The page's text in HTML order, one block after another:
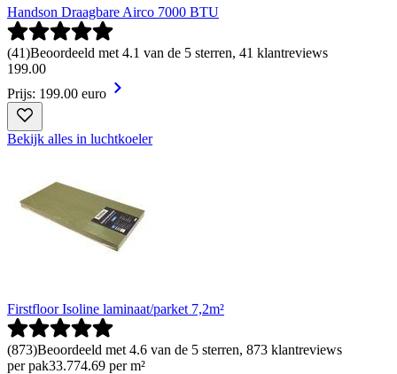
Handson Draagbare Airco 7000 BTU
(41)Beoordeeld met 4.1 van de 5 sterren, 41 klantreviews
199.00
Prijs: 199.00 euro
Bekijk alles in luchtkoeler
Firstfloor Isoline laminaat/parket 7,2m²
(873)Beoordeeld met 4.6 van de 5 sterren, 873 klantreviews
per pak33.774.69 per m²